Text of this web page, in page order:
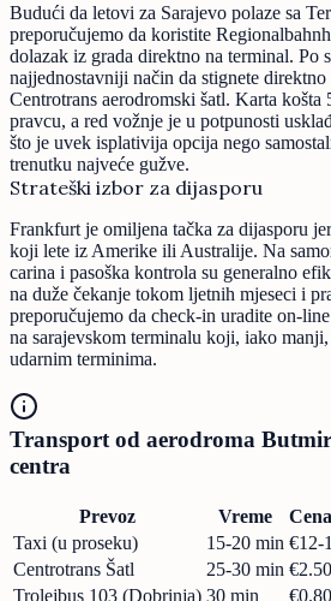
Budući da letovi za Sarajevo polaze sa
preporučujemo da koristite
dolazak iz grada direktno na terminal. Po
najjednostavniji način da stignete
Centrotrans aerodromski šatl. Karta
pravcu, a red vožnje je u potpunosti
što je uvek isplativija opcija nego
trenutku najveće gužve.
Strateški izbor za dijasporu
Frankfurt je omiljena tačka za dijasporu
koji lete iz Amerike ili Australije. Na
carina i pasoška kontrola su generalno
na duže čekanje tokom ljetnih mjeseci i
preporučujemo da check-in uradite on-
na sarajevskom terminalu koji, iako
udarnim terminima.
Transport od aerodroma
centra
Prevoz Vreme
Taxi (u proseku)
15-20 min €12-
Centrotrans Šatl
25-30 min €2.50
Trolejbus 103 (Dobrinja) 30 min €0.80